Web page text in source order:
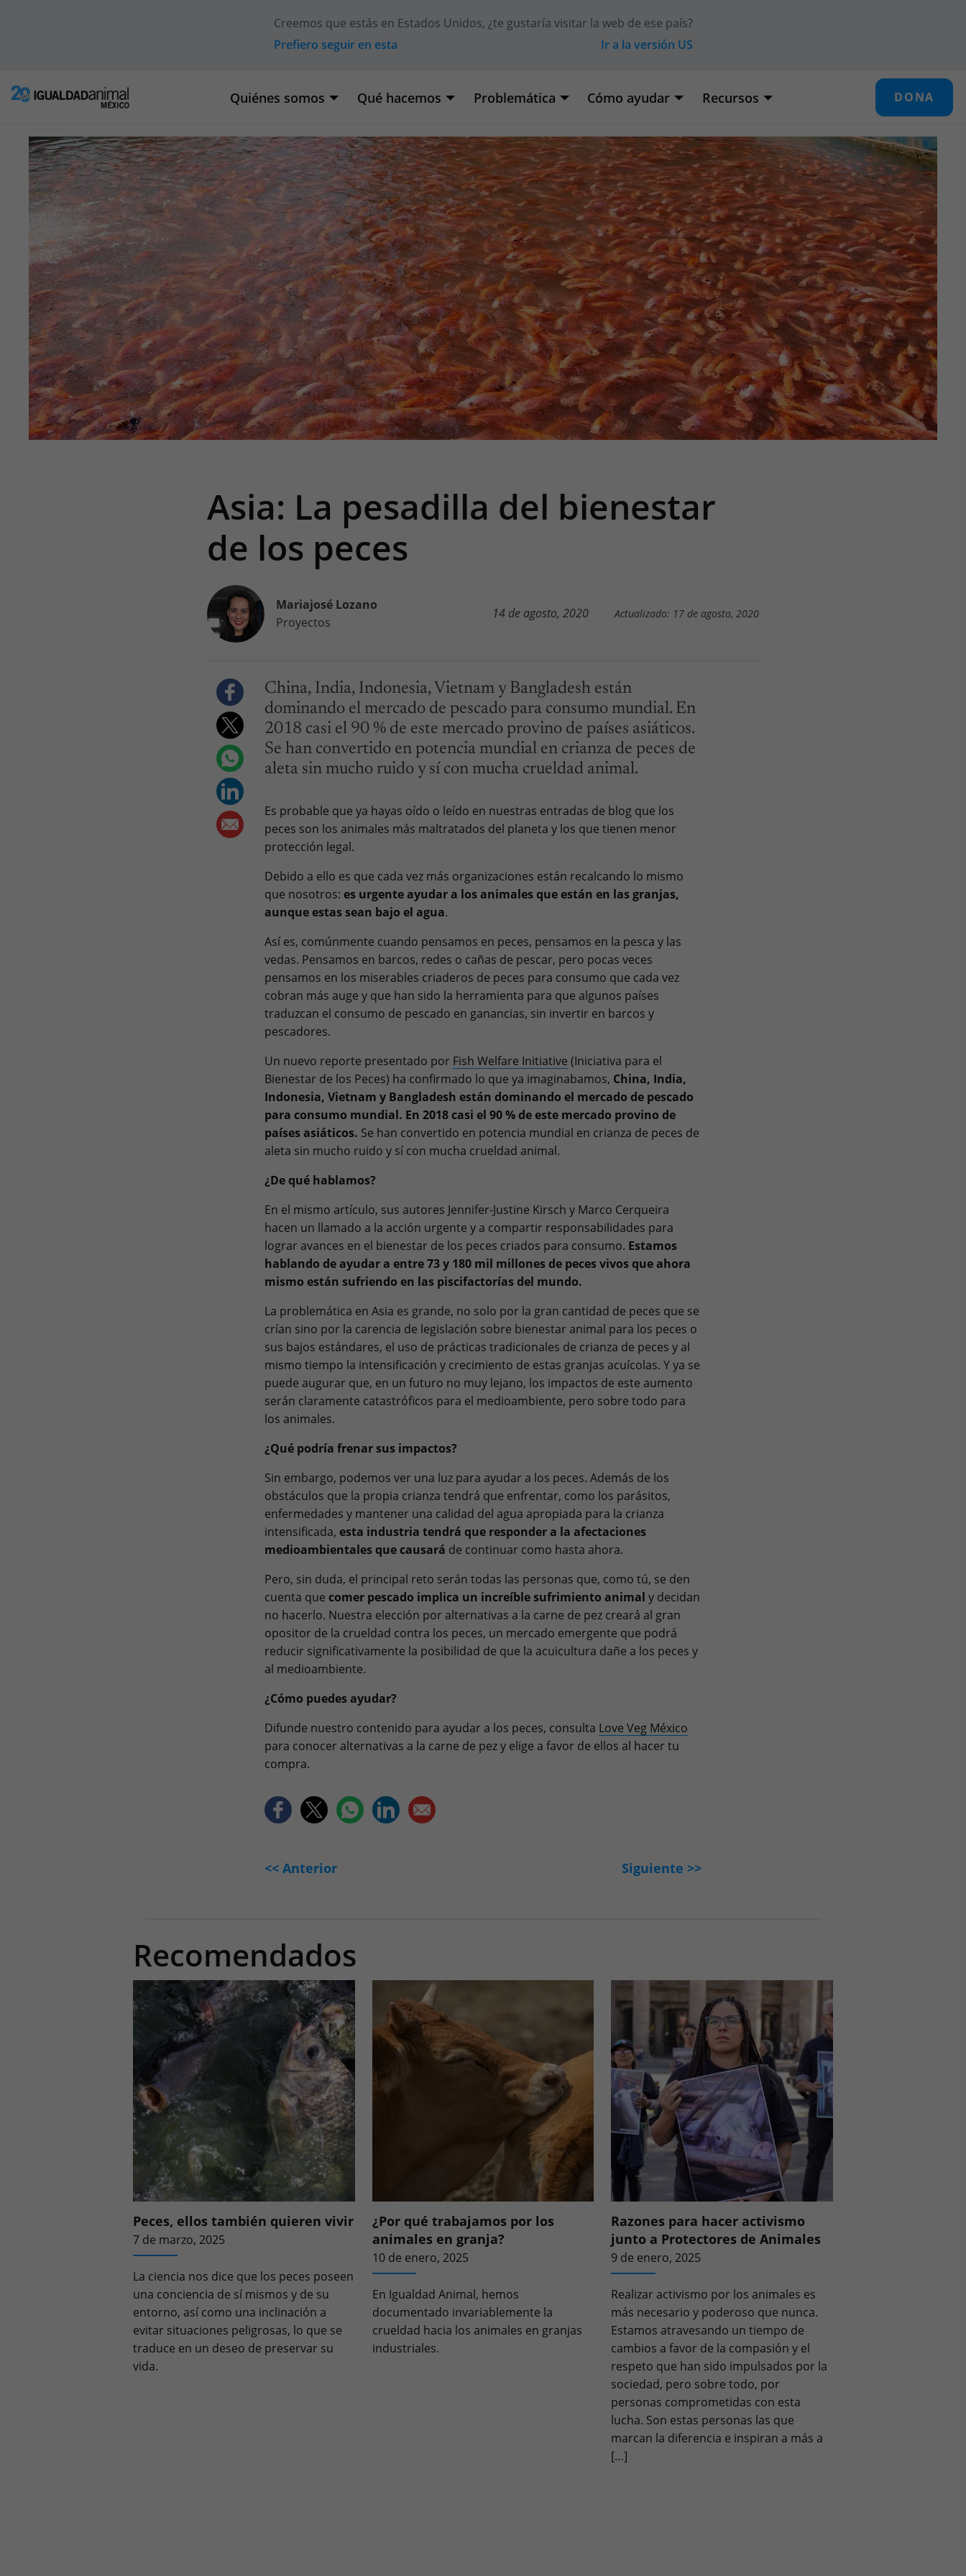
Creemos que estás en Estados Unidos, ¿te gustaría visitar la web de ese país?
Prefiero seguir en esta
Ir a la versión US
Quiénes somos Qué hacemos Problemática Cómo ayudar Recursos DONA
Asia: La pesadilla del bienestar
de los peces
Mariajosé Lozano
Proyectos
14 de agosto, 2020 Actualizado: 17 de agosto, 2020
China, India, Indonesia, Vietnam y Bangladesh están
dominando el mercado de pescado para consumo mundial. En
2018 casi el 90 % de este mercado provino de países asiáticos.
Se han convertido en potencia mundial en crianza de peces de
aleta sin mucho ruido y sí con mucha crueldad animal.
Es probable que ya hayas oído o leído en nuestras entradas de blog que los
peces son los animales más maltratados del planeta y los que tienen menor
protección legal.
Debido a ello es que cada vez más organizaciones están recalcando lo mismo
que nosotros: es urgente ayudar a los animales que están en las granjas,
aunque estas sean bajo el agua.
Así es, comúnmente cuando pensamos en peces, pensamos en la pesca y las
vedas. Pensamos en barcos, redes o cañas de pescar, pero pocas veces
pensamos en los miserables criaderos de peces para consumo que cada vez
cobran más auge y que han sido la herramienta para que algunos países
traduzcan el consumo de pescado en ganancias, sin invertir en barcos y
pescadores.
Un nuevo reporte presentado por Fish Welfare Initiative (Iniciativa para el
Bienestar de los Peces) ha confirmado lo que ya imaginabamos, China, India,
Indonesia, Vietnam y Bangladesh están dominando el mercado de pescado
para consumo mundial. En 2018 casi el 90 % de este mercado provino de
países asiáticos. Se han convertido en potencia mundial en crianza de peces de
aleta sin mucho ruido y sí con mucha crueldad animal.
¿De qué hablamos?
En el mismo artículo, sus autores Jennifer-Justine Kirsch y Marco Cerqueira
hacen un llamado a la acción urgente y a compartir responsabilidades para
lograr avances en el bienestar de los peces criados para consumo. Estamos
hablando de ayudar a entre 73 y 180 mil millones de peces vivos que ahora
mismo están sufriendo en las piscifactorías del mundo.
La problemática en Asia es grande, no solo por la gran cantidad de peces que se
crían sino por la carencia de legislación sobre bienestar animal para los peces o
sus bajos estándares, el uso de prácticas tradicionales de crianza de peces y al
mismo tiempo la intensificación y crecimiento de estas granjas acuícolas. Y ya se
puede augurar que, en un futuro no muy lejano, los impactos de este aumento
serán claramente catastróficos para el medioambiente, pero sobre todo para
los animales.
¿Qué podría frenar sus impactos?
Sin embargo, podemos ver una luz para ayudar a los peces. Además de los
obstáculos que la propia crianza tendrá que enfrentar, como los parásitos,
enfermedades y mantener una calidad del agua apropiada para la crianza
intensificada, esta industria tendrá que responder a la afectaciones
medioambientales que causará de continuar como hasta ahora.
Pero, sin duda, el principal reto serán todas las personas que, como tú, se den
cuenta que comer pescado implica un increíble sufrimiento animal y decidan
no hacerlo. Nuestra elección por alternativas a la carne de pez creará al gran
opositor de la crueldad contra los peces, un mercado emergente que podrá
reducir significativamente la posibilidad de que la acuicultura dañe a los peces y
al medioambiente.
¿Cómo puedes ayudar?
Difunde nuestro contenido para ayudar a los peces, consulta Love Veg México
para conocer alternativas a la carne de pez y elige a favor de ellos al hacer tu
compra.
<< Anterior Siguiente >>
Recomendados
Peces, ellos también quieren vivir
7 de marzo, 2025
La ciencia nos dice que los peces poseen
una conciencia de sí mismos y de su
entorno, así como una inclinación a
evitar situaciones peligrosas, lo que se
traduce en un deseo de preservar su
vida.
¿Por qué trabajamos por los
animales en granja?
10 de enero, 2025
En Igualdad Animal, hemos
documentado invariablemente la
crueldad hacia los animales en granjas
industriales.
Razones para hacer activismo
junto a Protectores de Animales
9 de enero, 2025
Realizar activismo por los animales es
más necesario y poderoso que nunca.
Estamos atravesando un tiempo de
cambios a favor de la compasión y el
respeto que han sido impulsados por la
sociedad, pero sobre todo, por
personas comprometidas con esta
lucha. Son estas personas las que
marcan la diferencia e inspiran a más a
[…]